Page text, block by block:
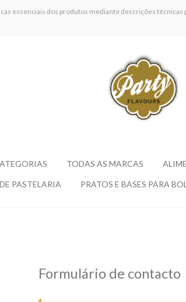
essenciais dos produtos mediante descrições
TODAS AS MARCAS
PASTELARIA PRATOS E BASES PARA
Formulário de contacto